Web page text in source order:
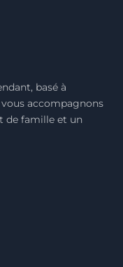
basé à
accompagnons
de famille et un